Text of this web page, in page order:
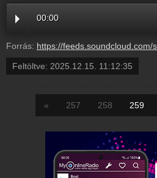
00:00
Forrás: https://feeds.soundcloud.com/stream/2229902585-radio1hungary-5-karacsonykor-sok-
Feltöltve: 2025.12.15. 11:12:35
« 257 258 259